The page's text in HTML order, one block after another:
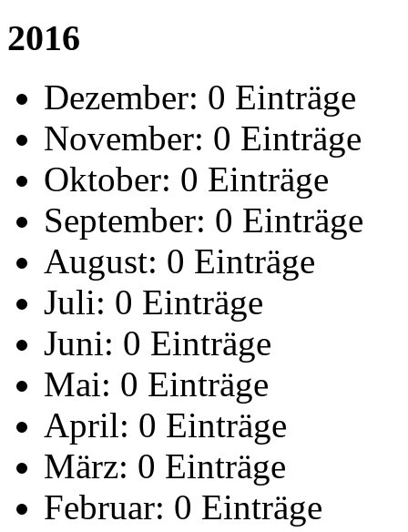
2016
Dezember: 0 Einträge
November: 0 Einträge
Oktober: 0 Einträge
September: 0 Einträge
August: 0 Einträge
Juli: 0 Einträge
Juni: 0 Einträge
Mai: 0 Einträge
April: 0 Einträge
März: 0 Einträge
Februar: 0 Einträge